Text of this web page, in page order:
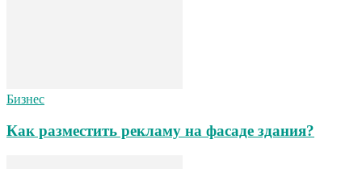
Бизнес
Как разместить рекламу на фасаде здания?